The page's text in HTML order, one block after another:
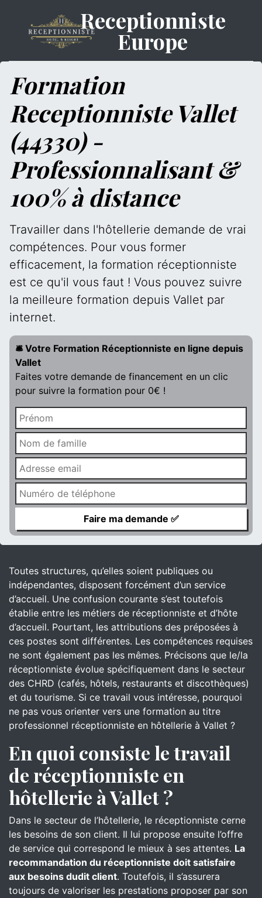
Receptionniste
Europe
Formation
Receptionniste Vallet
(44330) -
Professionnalisant &
100% à distance
Travailler dans l'hôtellerie demande de vrai
compétences. Pour vous former
efficacement, la formation réceptionniste
est ce qu'il vous faut ! Vous pouvez suivre
la meilleure formation depuis Vallet par
internet.
🛎️ Votre Formation Réceptionniste en ligne depuis
Vallet
Faites votre demande de financement en un clic
pour suivre la formation pour 0€ !
Toutes structures, qu’elles soient publiques ou
indépendantes, disposent forcément d’un service
d’accueil. Une confusion courante s’est toutefois
établie entre les métiers de réceptionniste et d’hôte
d’accueil. Pourtant, les attributions des préposées à
ces postes sont différentes. Les compétences requises
ne sont également pas les mêmes. Précisons que le/la
réceptionniste évolue spécifiquement dans le secteur
des CHRD (cafés, hôtels, restaurants et discothèques)
et du tourisme. Si ce travail vous intéresse, pourquoi
ne pas vous orienter vers une formation au titre
professionnel réceptionniste en hôtellerie à Vallet ?
En quoi consiste le travail
de réceptionniste en
hôtellerie à Vallet ?
Dans le secteur de l’hôtellerie, le réceptionniste cerne
les besoins de son client. Il lui propose ensuite l’offre
de service qui correspond le mieux à ses attentes. La
recommandation du réceptionniste doit satisfaire
aux besoins dudit client. Toutefois, il s’assurera
toujours de valoriser les prestations proposer par son